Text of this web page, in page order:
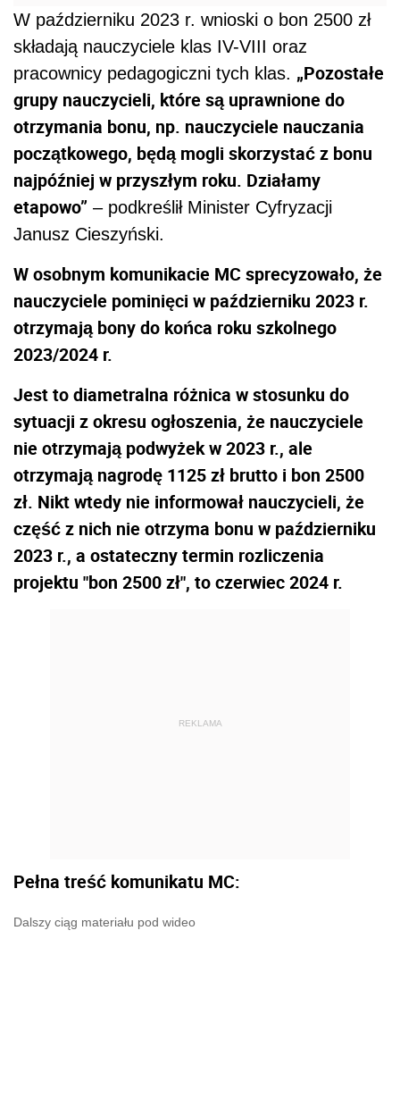
W październiku 2023 r. wnioski o bon 2500 zł
składają nauczyciele klas IV-VIII oraz
pracownicy pedagogiczni tych klas. „Pozostałe
grupy nauczycieli, które są uprawnione do
otrzymania bonu, np. nauczyciele nauczania
początkowego, będą mogli skorzystać z bonu
najpóźniej w przyszłym roku. Działamy
etapowo” – podkreślił Minister Cyfryzacji
Janusz Cieszyński.
W osobnym komunikacie MC sprecyzowało, że
nauczyciele pominięci w październiku 2023 r.
otrzymają bony do końca roku szkolnego
2023/2024 r.
Jest to diametralna różnica w stosunku do
sytuacji z okresu ogłoszenia, że nauczyciele
nie otrzymają podwyżek w 2023 r., ale
otrzymają nagrodę 1125 zł brutto i bon 2500
zł. Nikt wtedy nie informował nauczycieli, że
część z nich nie otrzyma bonu w październiku
2023 r., a ostateczny termin rozliczenia
projektu "bon 2500 zł", to czerwiec 2024 r.
REKLAMA
Pełna treść komunikatu MC:
Dalszy ciąg materiału pod wideo